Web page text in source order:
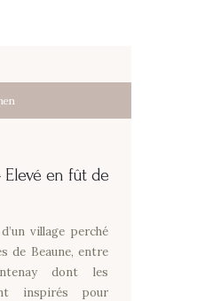
Elevé en fût de
village perché
de Beaune, entre
dont les
inspirés pour